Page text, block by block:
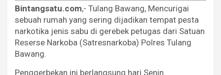
Bintangsatu.com,- Tulang Bawang, Mencurigai
sebuah rumah yang sering dijadikan tempat pesta
narkotika jenis sabu di gerebek petugas dari Satuan
Reserse Narkoba (Satresnarkoba) Polres Tulang
Bawang.
Penggerbekan ini berlangsung hari Senin